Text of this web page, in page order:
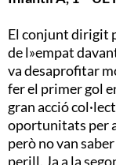
El conjunt dirigit
de l»empat
va desaprofitar
fer el primer gol
gran acció
oportunitats per
però no van
perill. Ja a la